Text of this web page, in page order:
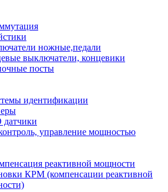
ножные,педали
выключатели, концевики
посты
идентификации
датчики
управление мощностью
реактивной мощности
КРМ (компенсации реактивной